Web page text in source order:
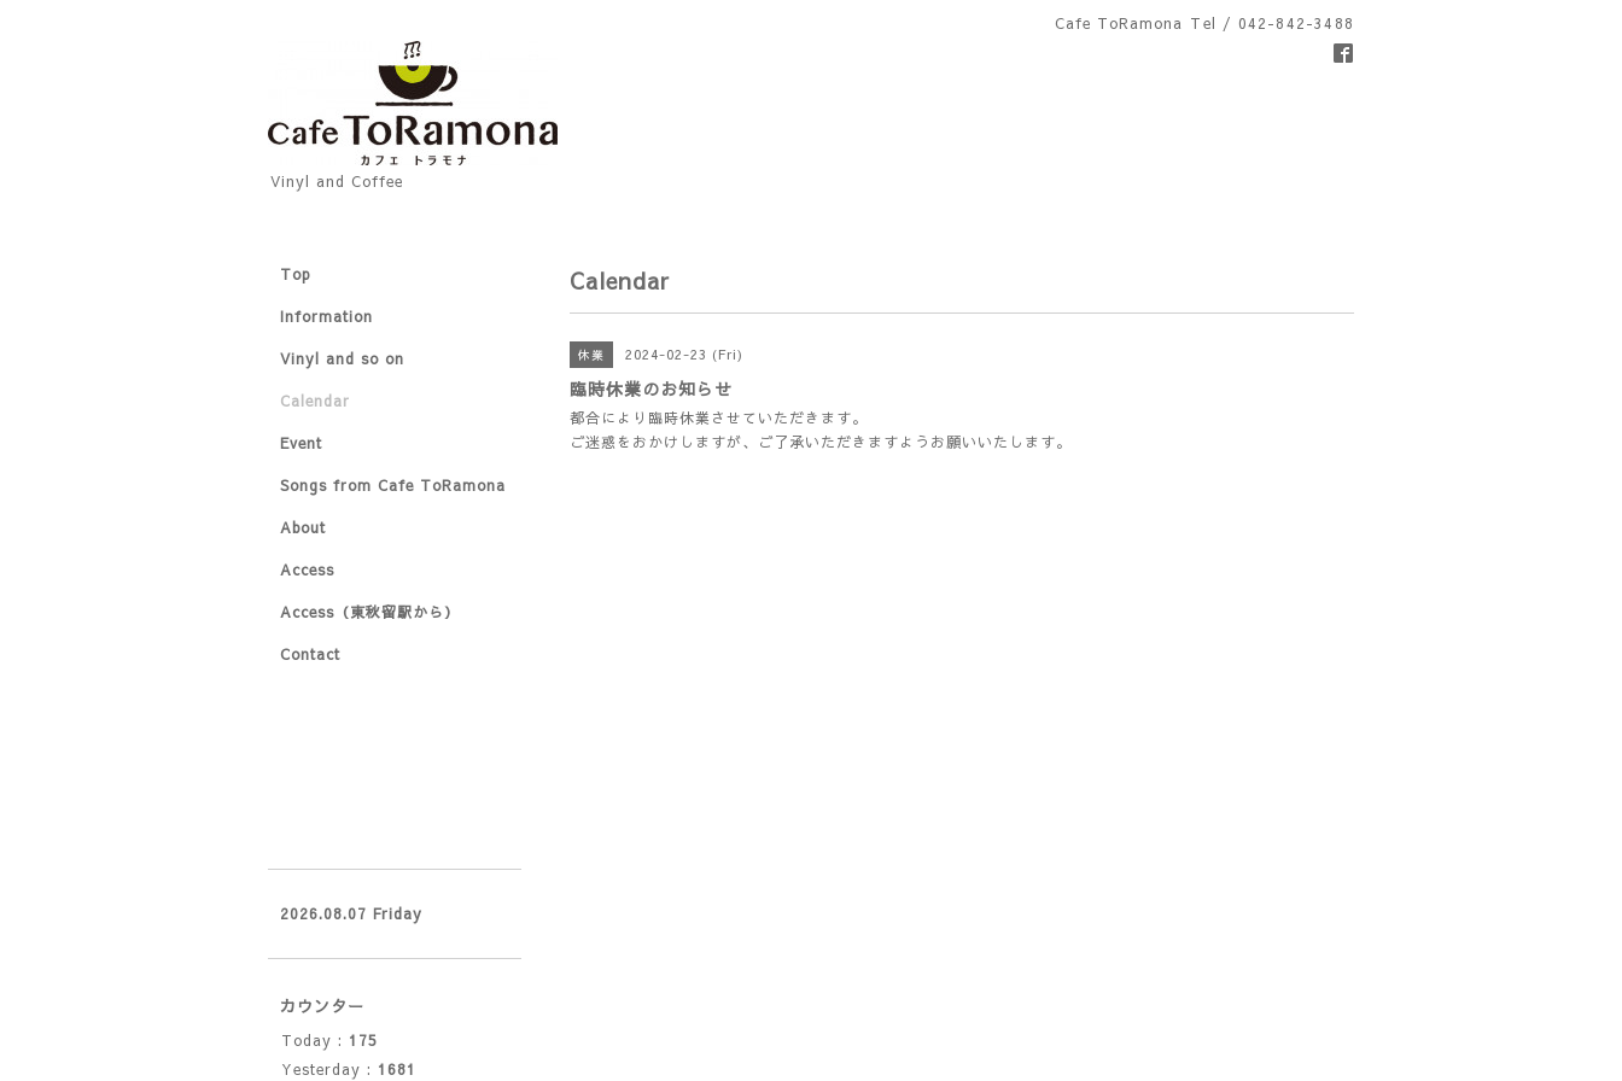
Cafe ToRamona Tel / 042-842-3488
Vinyl and Coffee
Calendar
休業 2024-02-23 (Fri)
臨時休業のお知らせ
都合により臨時休業させていただきます。
ご迷惑をおかけしますが、ご了承いただきますようお願いいたします。
Top
Information
Vinyl and so on
Calendar
Event
Songs from Cafe ToRamona
About
Access
Access（東秋留駅から）
Contact
2026.08.07 Friday
カウンター
Today : 175
Yesterday : 1681